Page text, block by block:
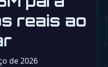
reais ao
de 2026